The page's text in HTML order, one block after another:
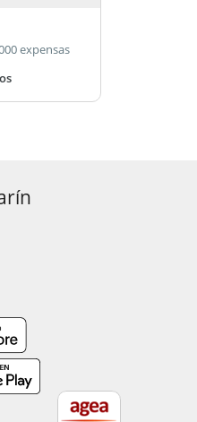
expensas